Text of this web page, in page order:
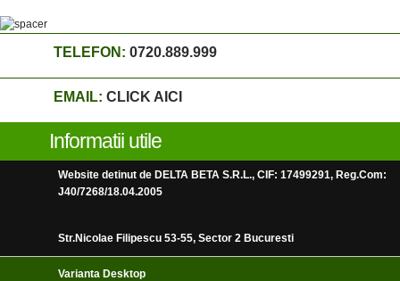
TELEFON: 0720.889.999
EMAIL: CLICK AICI
Informatii utile
Website detinut de DELTA BETA S.R.L., CIF: 17499291, Reg.Com:
J40/7268/18.04.2005
Str.Nicolae Filipescu 53-55, Sector 2 Bucuresti
Varianta Desktop